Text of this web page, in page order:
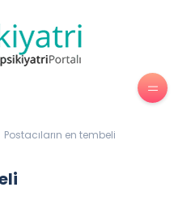
Postacıların en tembeli